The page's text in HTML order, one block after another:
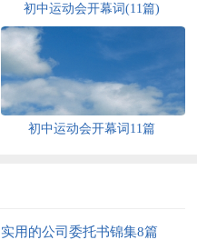
初中运动会开幕词(11篇)
初中运动会开幕词11篇
实用的公司委托书锦集8篇